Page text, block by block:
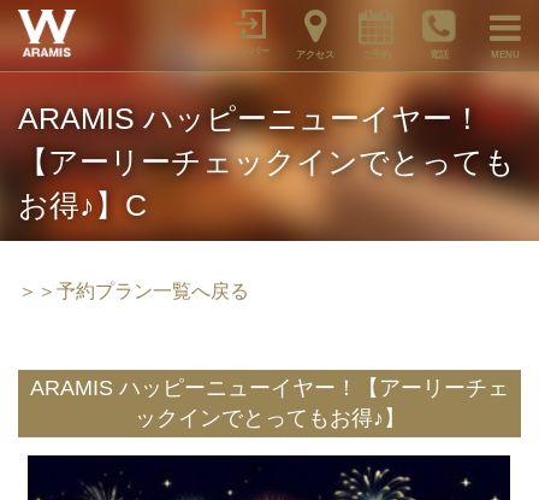
メンバー アクセス 電話 MENU
ARAMIS ハッピーニューイヤー！
【アーリーチェックインでとっても
お得♪】C
＞＞予約プラン一覧へ戻る
ARAMIS ハッピーニューイヤー！【アーリーチェ
ックインでとってもお得♪】